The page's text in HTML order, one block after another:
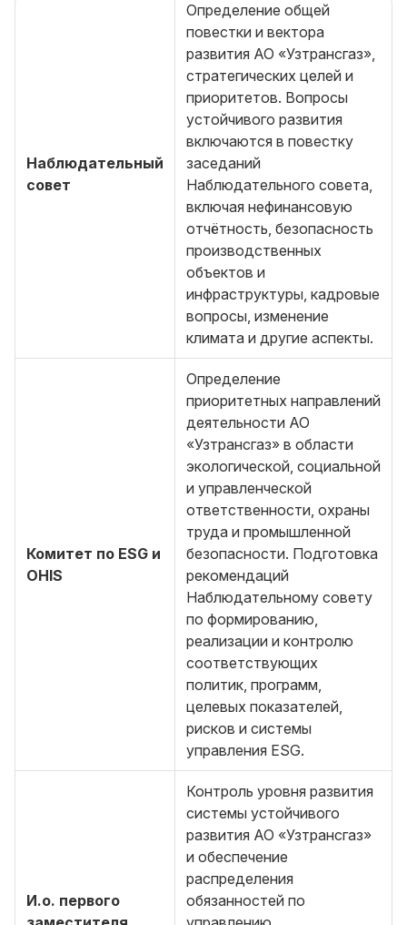
Наблюдательный
совет
Определение общей
повестки и вектора
развития АО «Узтрансгаз»,
стратегических целей и
приоритетов. Вопросы
устойчивого развития
включаются в повестку
заседаний
Наблюдательного совета,
включая нефинансовую
отчётность, безопасность
производственных
объектов и
инфраструктуры, кадровые
вопросы, изменение
климата и другие аспекты.
Комитет по ESG и
OHIS
Определение
приоритетных направлений
деятельности АО
«Узтрансгаз» в области
экологической, социальной
и управленческой
ответственности, охраны
труда и промышленной
безопасности. Подготовка
рекомендаций
Наблюдательному совету
по формированию,
реализации и контролю
соответствующих
политик, программ,
целевых показателей,
рисков и системы
управления ESG.
И.о. первого
Контроль уровня развития
системы устойчивого
развития АО «Узтрансгаз»
и обеспечение
распределения
обязанностей по